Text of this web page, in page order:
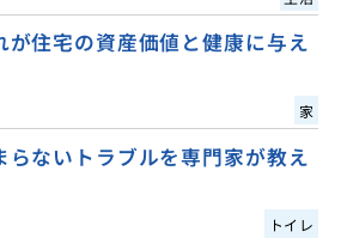
が住宅の資産価値と健康に与え
家
らないトラブルを専門家が教え
トイレ